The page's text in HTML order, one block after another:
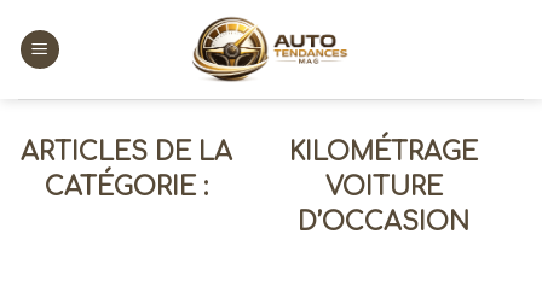
content
KILOMÉTRAGE
VOITURE
D’OCCASION